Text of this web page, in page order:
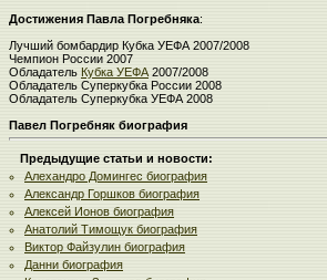
Достижения Павла Погребняка:
Лучший бомбардир Кубка УЕФА 2007/2008
Чемпион России 2007
Обладатель Кубка УЕФА 2007/2008
Обладатель Суперкубка России 2008
Обладатель Суперкубка УЕФА 2008
Павел Погребняк биография
Предыдущие статьи и новости:
Алехандро Домингес биография
Александр Горшков биография
Алексей Ионов биография
Анатолий Тимощук биография
Виктор Файзулин биография
Данни биография